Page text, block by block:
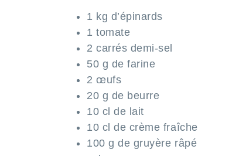
1 kg d’épinards
1 tomate
2 carrés demi-sel
50 g de farine
2 œufs
20 g de beurre
10 cl de lait
10 cl de crème fraîche
100 g de gruyère râpé